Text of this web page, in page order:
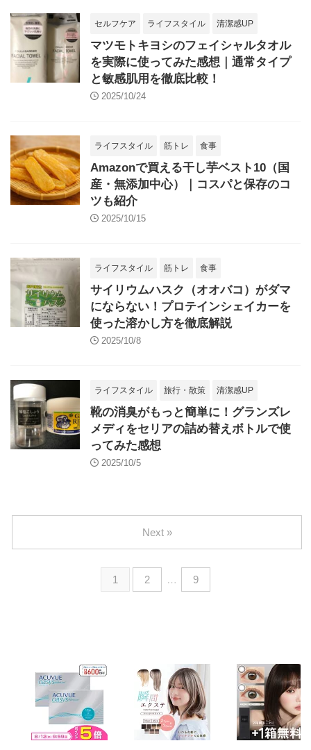
セルフケア ライフスタイル 清潔感UP
マツモトキヨシのフェイシャルタオル
を実際に使ってみた感想｜通常タイプ
と敏感肌用を徹底比較！
2025/10/24
ライフスタイル 筋トレ 食事
Amazonで買える干し芋ベスト10（国
産・無添加中心）｜コスパと保存のコ
ツも紹介
2025/10/15
ライフスタイル 筋トレ 食事
サイリウムハスク（オオバコ）がダマ
にならない！プロテインシェイカーを
使った溶かし方を徹底解説
2025/10/8
ライフスタイル 旅行・散策 清潔感UP
靴の消臭がもっと簡単に！グランズレ
メディをセリアの詰め替えボトルで使
ってみた感想
2025/10/5
1 2 … 9
Next »